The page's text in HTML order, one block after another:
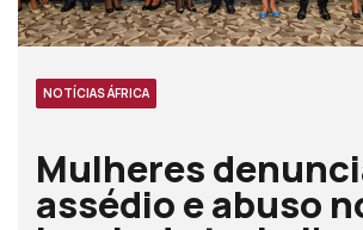
NOTÍCIAS ÁFRICA
Mulheres
assédio e abuso